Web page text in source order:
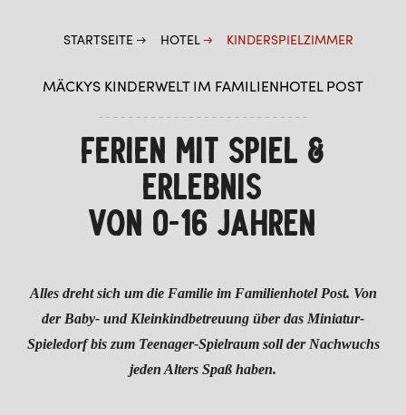
SCHIRMBAR
LAGE & ANREISE
ZIMMER & PREISE
WELLNESS
STARTSEITE HOTEL KINDERSPIELZIMMER
MÄCKYS KINDERWELT IM FAMILIENHOTEL POST
FERIEN MIT SPIEL &
ERLEBNIS
VON 0-16 JAHREN
Alles dreht sich um die Familie im Familienhotel Post. Von
der Baby- und Kleinkindbetreuung über das Miniatur-
Spieledorf bis zum Teenager-Spielraum soll der Nachwuchs
jeden Alters Spaß haben.